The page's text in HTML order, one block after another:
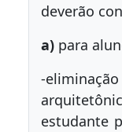
deverão
a) para
-
estudante